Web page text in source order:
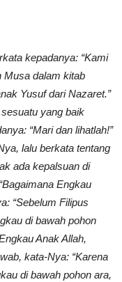
kepadanya: “Kami
Musa dalam kitab
Yusuf dari Nazaret.”
yang baik
“Mari dan lihatlah!”
lalu berkata tentang
ada kepalsuan di
Engkau
“Sebelum Filipus
di bawah pohon
Anak Allah,
kata-Nya: “Karena
di bawah pohon ara,